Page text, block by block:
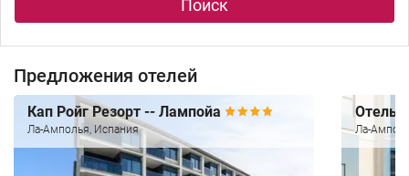
Поиск
Предложения отелей
Кап Ройг Резорт -- Лампойа
Ла-Амполья, Испания
Отель
Ла-